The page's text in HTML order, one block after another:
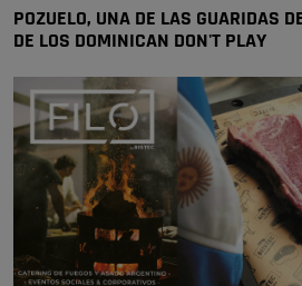
POZUELO, UNA DE LAS GUARIDAS
DE LOS DOMINICAN DON'T PLAY